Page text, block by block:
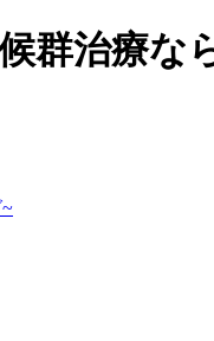
群治療な